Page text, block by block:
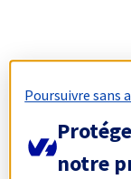
Poursuivre sans
notre